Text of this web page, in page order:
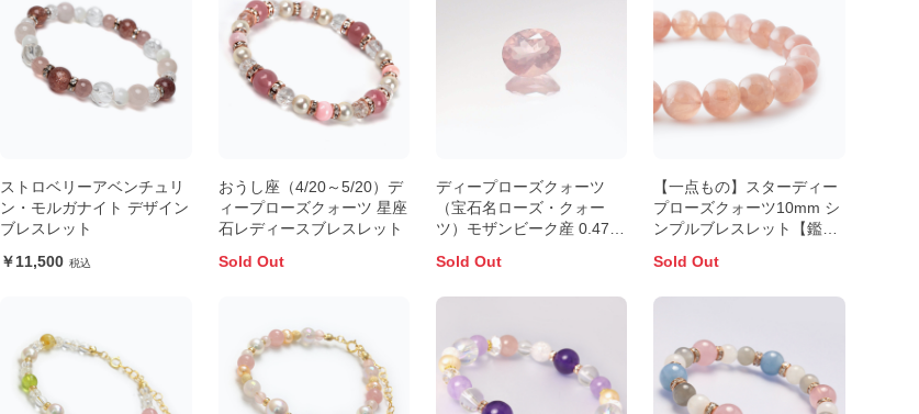
ストロベリーアベンチュリ
ン・モルガナイト デザイン
ブレスレット
11,500
おうし座（4/20～5/20）デ
ィープローズクォーツ 星座
石レディースブレスレット
Sold Out
ディープローズクォーツ
（宝石名ローズ・クォー
ツ）モザンビーク産 0.47ct
Sold Out
【一点もの】スターディー
プローズクォーツ10mm シ
ンプルブレスレット【鑑別
Sold Out